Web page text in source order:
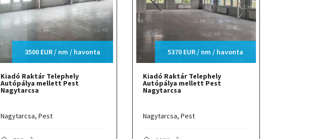
3500 EUR / nm / havonta
Kiadó Raktár Telephely
Autópálya mellett Pest
Nagytarcsa
Nagytarcsa, Pest
5370 EUR / nm / havonta
Kiadó Raktár Telephely
Autópálya mellett Pest
Nagytarcsa
Nagytarcsa, Pest